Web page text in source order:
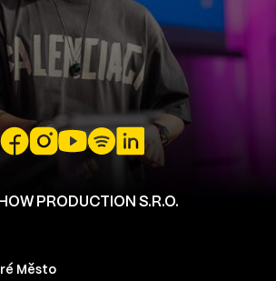
PRODUCTION S.R.O.
Město